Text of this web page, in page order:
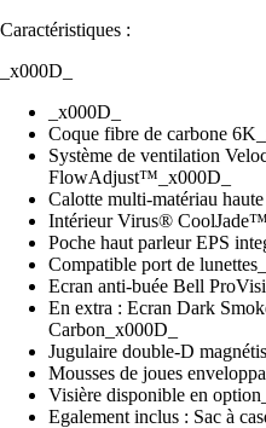
Caractéristiques :
_x000D_
_x000D_
Coque fibre de carbone
Système de ventilation
FlowAdjust™_x000D_
Calotte multi-matériau haute
Intérieur Virus®
Poche haut parleur EPS
Compatible port de
Ecran anti-buée Bell
En extra : Ecran Dark
Carbon_x000D_
Jugulaire double-D
Mousses de joues
Visière disponible en
Egalement inclus : Sac à